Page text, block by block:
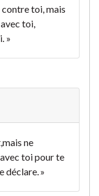
toi, mais
toi,
»
mais ne
toi pour te
déclare. »